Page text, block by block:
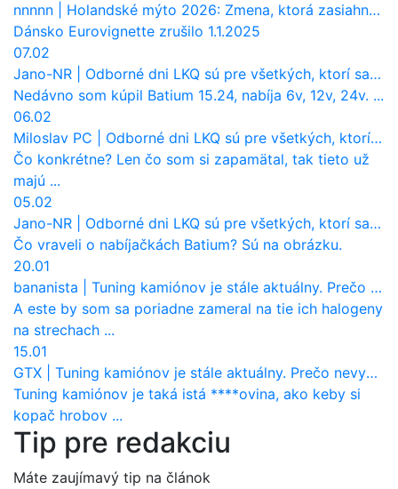
nnnnn
Holandské mýto 2026: Zmena, ktorá zasiahne slovenských dopravcov
Dánsko Eurovignette zrušilo 1.1.2025
07.02
Jano-NR
Odborné dni LKQ sú pre všetkých, ktorí sa chcú dozvedieť niečo viac
Nedávno som kúpil Batium 15.24, nabíja 6v, 12v, 24v. ...
06.02
Miloslav PC
Odborné dni LKQ sú pre všetkých, ktorí sa chcú dozvedieť niečo viac
Čo konkrétne? Len čo som si zapamätal, tak tieto už
majú ...
05.02
Jano-NR
Odborné dni LKQ sú pre všetkých, ktorí sa chcú dozvedieť niečo viac
Čo vraveli o nabíjačkách Batium? Sú na obrázku.
20.01
bananista
Tuning kamiónov je stále aktuálny. Prečo nevyhynul ako pri osobákoch?
A este by som sa poriadne zameral na tie ich halogeny
na strechach ...
15.01
GTX
Tuning kamiónov je stále aktuálny. Prečo nevyhynul ako pri osobákoch?
Tuning kamiónov je taká istá ****ovina, ako keby si
kopač hrobov ...
Tip pre redakciu
Máte zaujímavý tip na článok